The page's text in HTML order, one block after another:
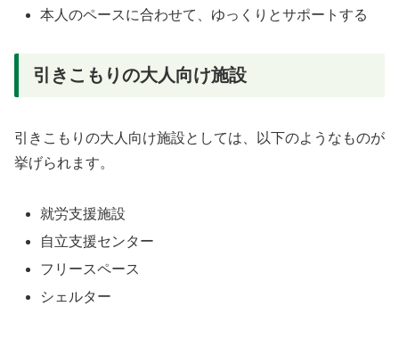
本人のペースに合わせて、ゆっくりとサポートする
引きこもりの大人向け施設
引きこもりの大人向け施設としては、以下のようなものが
挙げられます。
就労支援施設
自立支援センター
フリースペース
シェルター